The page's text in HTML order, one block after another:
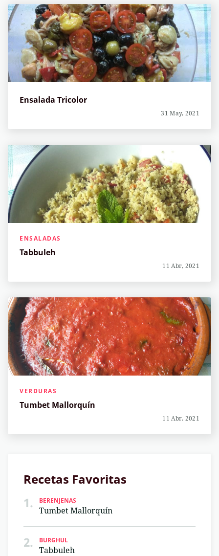
Ensalada Tricolor
31 May, 2021
ENSALADAS
Tabbuleh
11 Abr, 2021
VERDURAS
Tumbet Mallorquín
11 Abr, 2021
Recetas Favoritas
1.
BERENJENAS
Tumbet Mallorquín
2. BURGHUL
Tabbuleh